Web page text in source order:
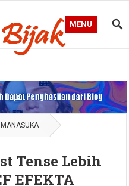
MENU
MANASUKA
Tense Lebih
EFEKTA